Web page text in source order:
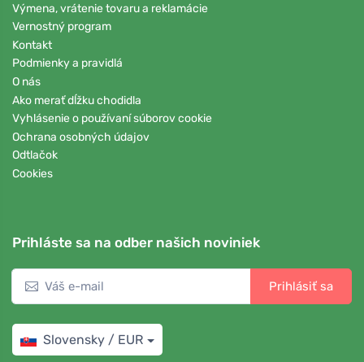
Výmena, vrátenie tovaru a reklamácie
Vernostný program
Kontakt
Podmienky a pravidlá
O nás
Ako merať dĺžku chodidla
Vyhlásenie o používaní súborov cookie
Ochrana osobných údajov
Odtlačok
Cookies
Prihláste sa na odber našich noviniek
Prihlásiť sa
Slovensky / EUR